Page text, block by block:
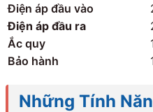
Điện áp đầu vào
Điện áp đầu ra
Ắc quy
Bảo hành
Những Tính